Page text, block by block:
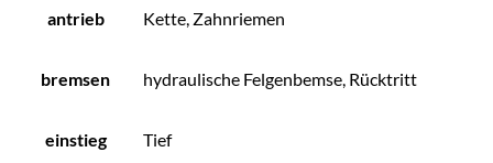
antrieb Kette, Zahnriemen
bremsen hydraulische Felgenbemse, Rücktritt
einstieg Tief